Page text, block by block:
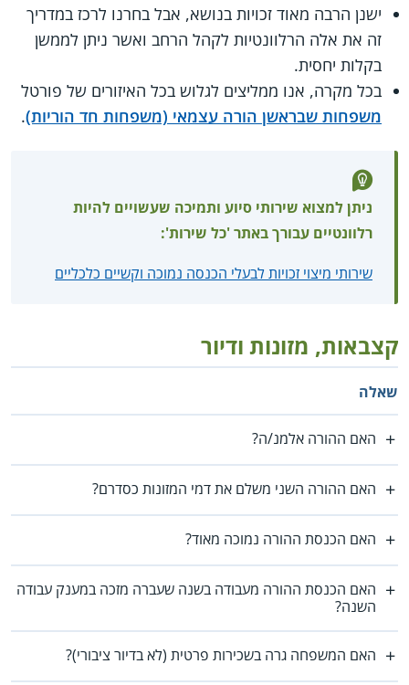
ישנן הרבה מאוד זכויות בנושא, אבל בחרנו לרכז במדריך
זה את אלה הרלוונטיות לקהל הרחב ואשר ניתן לממשן
בקלות יחסית.
בכל מקרה, אנו ממליצים לגלוש בכל האיזורים של פורטל
משפחות שבראשן הורה עצמאי (משפחות חד הוריות).
ניתן למצוא שירותי סיוע ותמיכה שעשויים להיות
רלוונטיים עבורך באתר 'כל שירות':
שירותי מיצוי זכויות לבעלי הכנסה נמוכה וקשיים כלכליים
קצבאות, מזונות ודיור
שאלה
האם ההורה אלמנ/ה?
האם ההורה השני משלם את דמי המזונות כסדרם?
האם הכנסת ההורה נמוכה מאוד?
האם הכנסת ההורה מעבודה בשנה שעברה מזכה במענק עבודה
השנה?
האם המשפחה גרה בשכירות פרטית (לא בדיור ציבורי)?